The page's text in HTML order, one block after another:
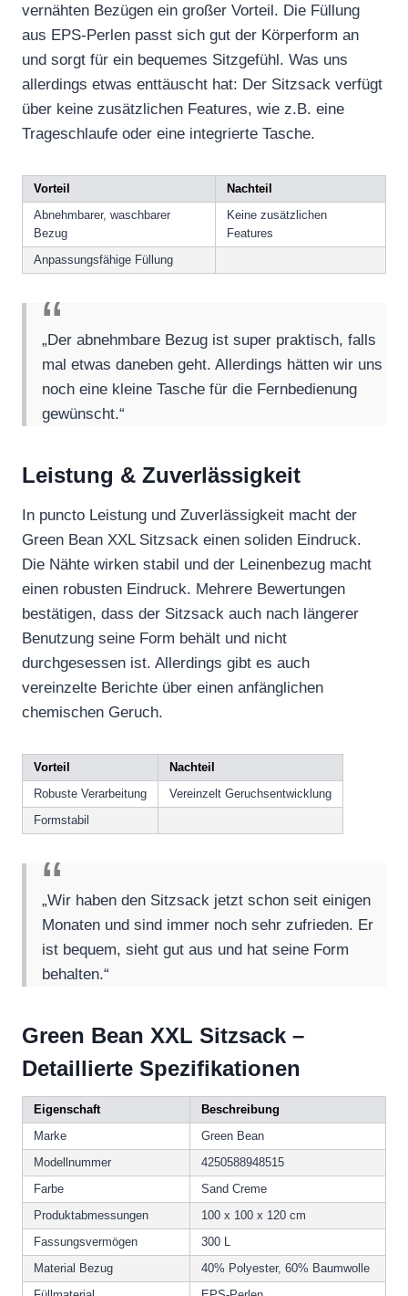
vernähten Bezügen ein großer Vorteil. Die Füllung
aus EPS-Perlen passt sich gut der Körperform an
und sorgt für ein bequemes Sitzgefühl. Was uns
allerdings etwas enttäuscht hat: Der Sitzsack verfügt
über keine zusätzlichen Features, wie z.B. eine
Trageschlaufe oder eine integrierte Tasche.
Vorteil
Nachteil
Abnehmbarer, waschbarer
Bezug
Keine zusätzlichen
Features
Anpassungsfähige Füllung
„Der abnehmbare Bezug ist super praktisch, falls
mal etwas daneben geht. Allerdings hätten wir uns
noch eine kleine Tasche für die Fernbedienung
gewünscht.“
Leistung & Zuverlässigkeit
In puncto Leistung und Zuverlässigkeit macht der
Green Bean XXL Sitzsack einen soliden Eindruck.
Die Nähte wirken stabil und der Leinenbezug macht
einen robusten Eindruck. Mehrere Bewertungen
bestätigen, dass der Sitzsack auch nach längerer
Benutzung seine Form behält und nicht
durchgesessen ist. Allerdings gibt es auch
vereinzelte Berichte über einen anfänglichen
chemischen Geruch.
Vorteil
Nachteil
Robuste Verarbeitung
Vereinzelt Geruchsentwicklung
Formstabil
„Wir haben den Sitzsack jetzt schon seit einigen
Monaten und sind immer noch sehr zufrieden. Er
ist bequem, sieht gut aus und hat seine Form
behalten.“
Green Bean XXL Sitzsack –
Detaillierte Spezifikationen
Eigenschaft
Beschreibung
Marke
Green Bean
Modellnummer
4250588948515
Farbe
Sand Creme
Produktabmessungen
100 x 100 x 120 cm
Fassungsvermögen
300 L
Material Bezug
40% Polyester, 60% Baumwolle